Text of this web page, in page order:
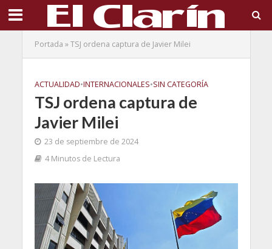
Portada »TSJ ordena captura de Javier Milei
ACTUALIDAD•INTERNACIONALES•SIN CATEGORÍA
TSJ ordena captura de
Javier Milei
23 de septiembre de 2024
4 Minutos de Lectura